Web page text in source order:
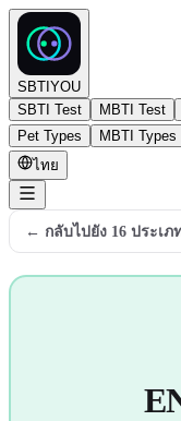
SBTIYOU
SBTI Test
MBTI Test
Pet Types
MBTI Types
ไทย
← กลับไปยัง 16 ประเภ